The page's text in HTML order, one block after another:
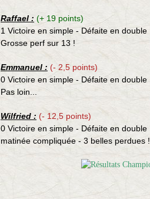
Raffael : (+ 19 points)
1 Victoire en simple - Défaite en double
Grosse perf sur 13 !
Emmanuel : (- 2,5 points)
0 Victoire en simple - Défaite en double
Pas loin...
Wilfried : (- 12,5 points)
0 Victoire en simple - Défaite en double
matinée compliquée - 3 belles perdues !